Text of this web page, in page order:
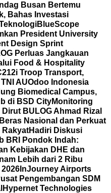
Busan Bertemu
Bahas Investasi
BlueScope
President University
Design Sprint
Perluas Jangkauan
Food & Hospitality
Troop Transport,
AUOdoo Indonesia
Biomedical Campus,
di BSD CityMonitoring
BULOG Ahmad Rizal
Nasional dan Perkuat
RakyatHadiri Diskusi
BRI Pondok Indah:
Kebijakan DHE dan
Lebih dari 2 Ribu
InJourney Airports
Pengembangan SDM
Hypernet Technologies